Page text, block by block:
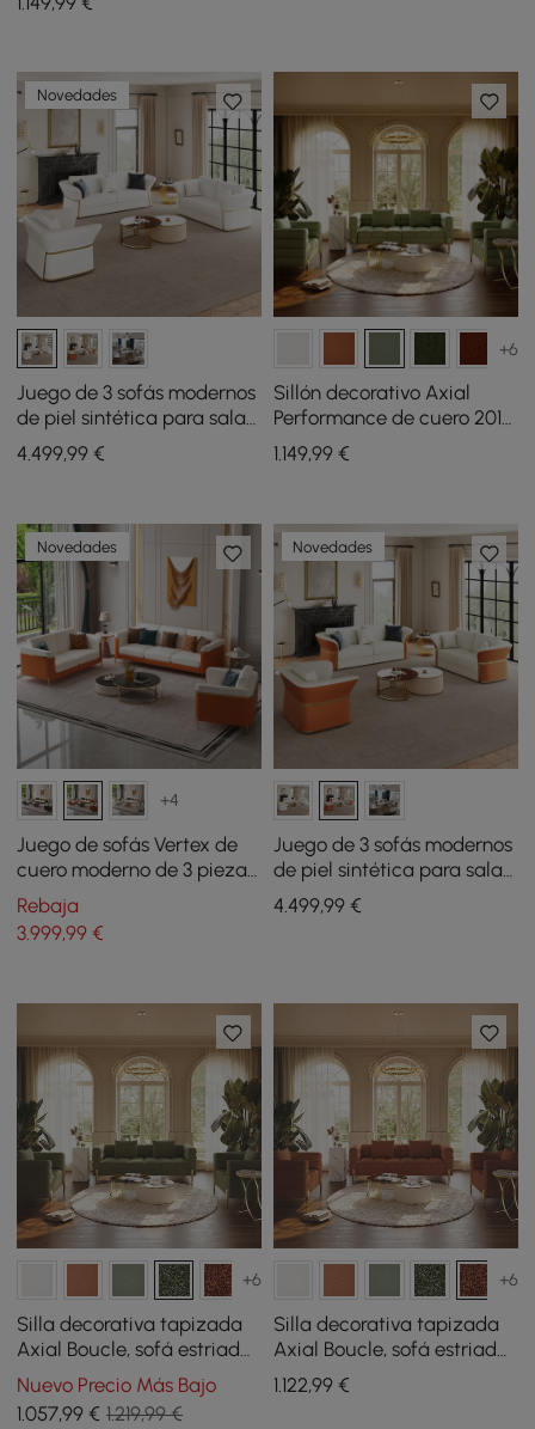
patas y almohadas
Novedades
Juego de 3 sofás modernos
de piel sintética para sala
de estar en color blanco
4.499,99 €
+6
Sillón decorativo Axial
Performance de cuero 201
cm, sofá estriado con
patas doradas y cojines
1.149,99€
Novedades
+4
Juego de sofás Vertex de
cuero moderno de 3 piezas
para sala
Rebaja
3.999,99 €
Novedades
Juego de 3 sofás modernos
de piel sintética para sala
de estar en blanco y
naranja
4.499,99€
+6
Silla decorativa tapizada
Axial Boucle, sofá estriado
de 200 cm con patas y
almohadas doradas
Nuevo Precio Más Bajo
1.057,99 € 1.219,99 €
+6
Silla decorativa tapizada
Axial Boucle, sofá estriado
de 200 cm con patas y
almohadas doradas
1.122,99€